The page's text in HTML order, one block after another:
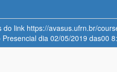
do link https://avasus.ufrn.br/
dia 02/05/2019 das00